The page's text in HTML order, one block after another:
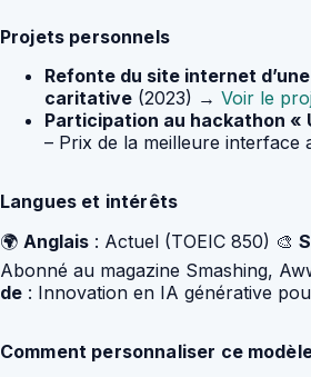
Projets personnels
Refonte du site internet
caritative (2023) → Voir le
Participation au hackathon «
– Prix de la meilleure interface
Langues et intérêts
🌍 Anglais : Actuel (TOEIC 850) 🎨
Abonné au magazine Smashing,
de : Innovation en IA générative
Comment personnaliser ce